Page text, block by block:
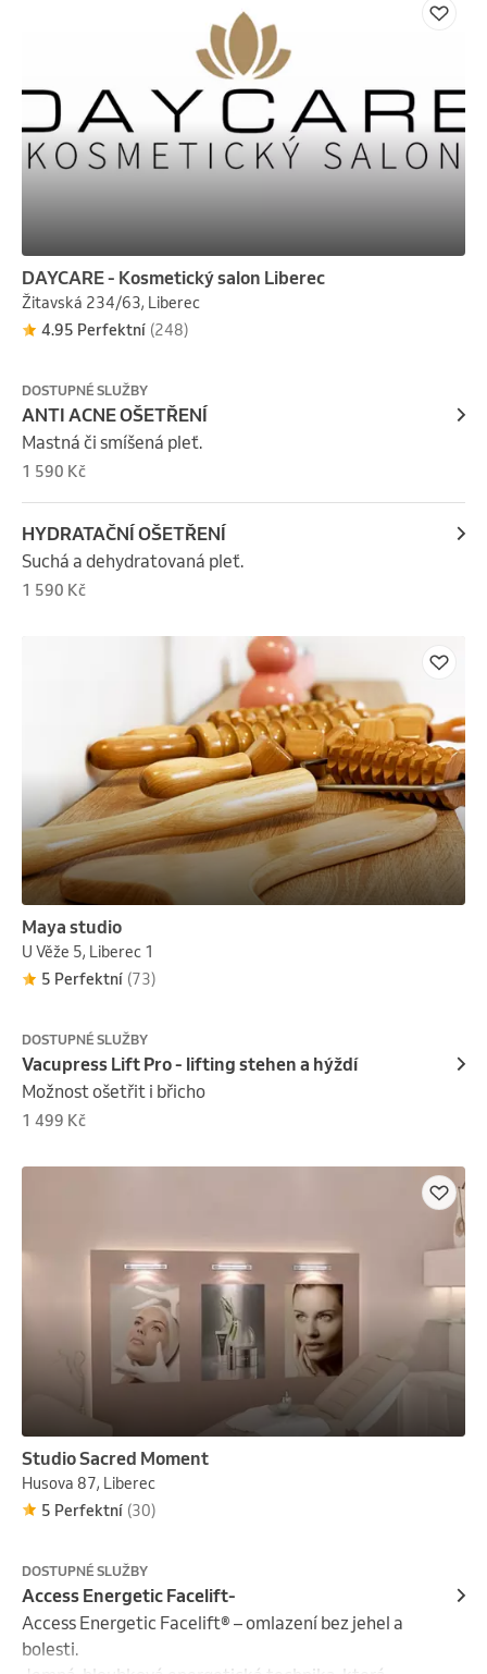
DAYCARE - Kosmetický salon Liberec
Žitavská 234/63, Liberec
4.95 Perfektní (248)
DOSTUPNÉ SLUŽBY
ANTI ACNE OŠETŘENÍ
Mastná či smíšená pleť.
1 590 Kč
HYDRATAČNÍ OŠETŘENÍ
Suchá a dehydratovaná pleť.
1 590 Kč
Maya studio
U Věže 5, Liberec 1
5 Perfektní (73)
DOSTUPNÉ SLUŽBY
Vacupress Lift Pro - lifting stehen a hýždí
Možnost ošetřit i břicho
1 499 Kč
Studio Sacred Moment
Husova 87, Liberec
5 Perfektní (30)
DOSTUPNÉ SLUŽBY
Access Energetic Facelift-
Access Energetic Facelift® – omlazení bez jehel a
bolesti.